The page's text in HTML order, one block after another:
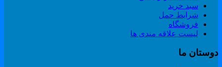
سبد خرید
شرایط حمل
فروشگاه
لیست علاقه مندی ها
ما